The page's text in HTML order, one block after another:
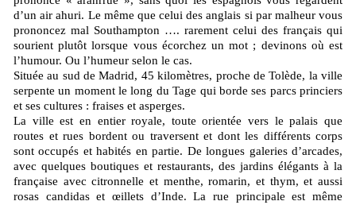
d’un air ahuri. Le même que celui des anglais si par malheur vous
prononcez mal Southampton …. rarement celui des français qui
sourient plutôt lorsque vous écorchez un mot ; devinons où est
l’humour. Ou l’humeur selon le cas.
Située au sud de Madrid, 45 kilomètres, proche de Tolède, la ville
serpente un moment le long du Tage qui borde ses parcs princiers
et ses cultures : fraises et asperges.
La ville est en entier royale, toute orientée vers le palais que
routes et rues bordent ou traversent et dont les différents corps
sont occupés et habités en partie. De longues galeries d’arcades,
avec quelques boutiques et restaurants, des jardins élégants à la
française avec citronnelle et menthe, romarin, et thym, et aussi
rosas candidas et œillets d’Inde. La rue principale est même